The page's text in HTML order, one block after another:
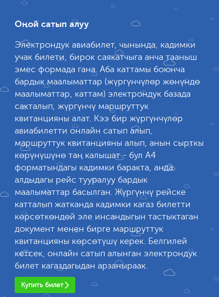
Оңой сатып алуу
Электрондук авиабилет, чынында, кадимки
учак билети, бирок саякатчыга анча тааныш
эмес формада гана. Аба каттамы боюнча
бардык маалыматтар (жүргүнчүлөр жөнүндө
маалыматтар, каттам) электрондук базада
сакталып, жүргүнчү маршруттук
квитанцияны алат. Кээ бир жүргүнчүлөр
авиабилетти онлайн сатып алып,
маршруттук квитанцияны алып, анын сырткы
көрүнүшүнө таң калышат - бул А4
форматындагы кадимки баракта, анда
алдыдагы рейс тууралуу бардык
маалыматтар басылган. Жүргүнчү рейске
катталып жатканда кадимки кагаз билетти
көрсөткөндөй эле инсандыгын тастыктаган
документ менен бирге маршруттук
квитанцияны көрсөтүшү керек. Белгилей
кетсек, онлайн сатып алынган электрондук
билет кагаздагыдан арзаныраак.
Купить билет